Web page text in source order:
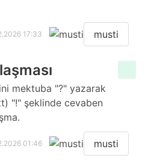
17:33 musti
mektuba "?" yazarak
"!" şeklinde cevaben
01:46 musti